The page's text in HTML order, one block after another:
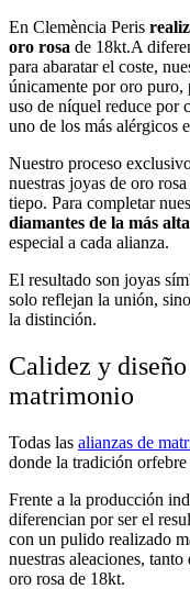
En Clemència Peris
oro rosa de 18kt.A
para abaratar el coste,
únicamente por oro puro,
uso de níquel reduce por
uno de los más alérgicos
Nuestro proceso
nuestras joyas de oro
tiepo. Para completar
diamantes de la más
especial a cada alianza.
El resultado son joyas
solo reflejan la unión,
la distinción.
Calidez y
matrimonio
Todas las alianzas de
donde la tradición
Frente a la producción
diferencian por ser el
con un pulido realizado
nuestras aleaciones, tanto
oro rosa de 18kt.